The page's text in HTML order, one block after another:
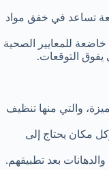
تساعد في خفق مواد
للمعايير الصحية
يفوق التوقعات.
والتي منها تنظيف
مكان يحتاج إلى
بعد تطبيقهم.